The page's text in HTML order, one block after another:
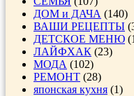
ДОМ и ДАЧА (140)
ВАШИ РЕЦЕПТЫ
ДЕТСКОЕ МЕНЮ
ЛАЙФХАК (23)
МОДА (102)
РЕМОНТ (28)
японская кухня (1)